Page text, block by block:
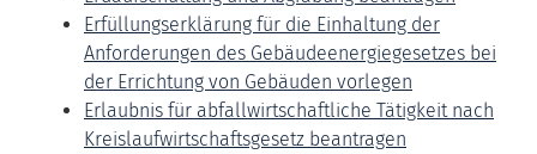
Erfüllungserklärung für die Einhaltung der
Anforderungen des Gebäudeenergiegesetzes bei
der Errichtung von Gebäuden vorlegen
Erlaubnis für abfallwirtschaftliche Tätigkeit nach
Kreislaufwirtschaftsgesetz beantragen